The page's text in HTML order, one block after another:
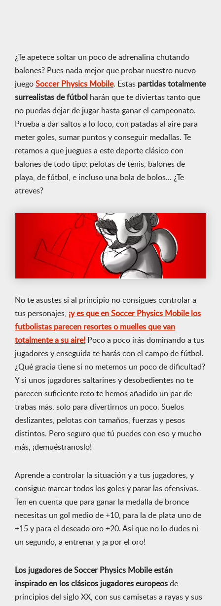
¿Te apetece soltar un poco de adrenalina chutando
balones? Pues nada mejor que probar nuestro nuevo
juego Soccer Physics Mobile. Estas partidas totalmente
surrealistas de fútbol
harán que te diviertas tanto que
no puedas dejar de jugar hasta ganar el campeonato.
Prueba a dar saltos a lo loco, con patadas al aire para
meter goles, sumar puntos y conseguir medallas. Te
retamos a que juegues a este deporte clásico con
balones de todo tipo: pelotas de tenis, balones de
playa, de fútbol, e incluso una bola de bolos... ¿Te
atreves?
No te asustes si al principio no consigues controlar a
tus personajes, ¡y es que en Soccer Physics Mobile los
futbolistas parecen resortes o muelles que van
totalmente a su aire! Poco a poco irás dominando a tus
jugadores y enseguida te harás con el campo de fútbol.
¿Qué gracia tiene si no metemos un poco de dificultad?
Y si unos jugadores saltarines y desobedientes no te
parecen suficiente reto te hemos añadido un par de
trabas más, solo para divertirnos un poco. Suelos
deslizantes, pelotas con tamaños, fuerzas y pesos
distintos. Pero seguro que tú puedes con eso y mucho
más, ¡demuéstranoslo!
Aprende a controlar la situación y a tus jugadores, y
consigue marcar todos los goles y parar las ofensivas.
Ten en cuenta que para ganar la medalla de bronce
necesitas un gol medio de +10, para la de plata uno de
+15 y para el deseado oro +20. Así que no lo dudes ni
un segundo, a entrenar y ¡a por el oro!
Los jugadores de Soccer Physics Mobile están
inspirado en los clásicos jugadores europeos de
principios del siglo XX, con sus camisetas a rayas y sus